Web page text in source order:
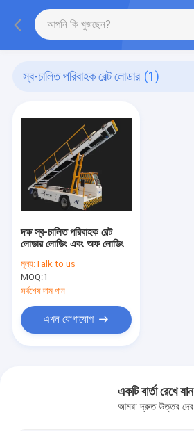
স্ব-চালিত পরিবাহক বেল্ট লোডার (1)
দক্ষ স্ব-চালিত পরিবাহক বেল্ট
লোডার লোডিং এবং অফ লোডিং
মূল্য:Talk to us
MOQ:1
সর্বশেষ দাম পান
এখন যোগাযোগ
একটি বার্তা রেখে যান
আমরা দ্রুত উত্তর দেব